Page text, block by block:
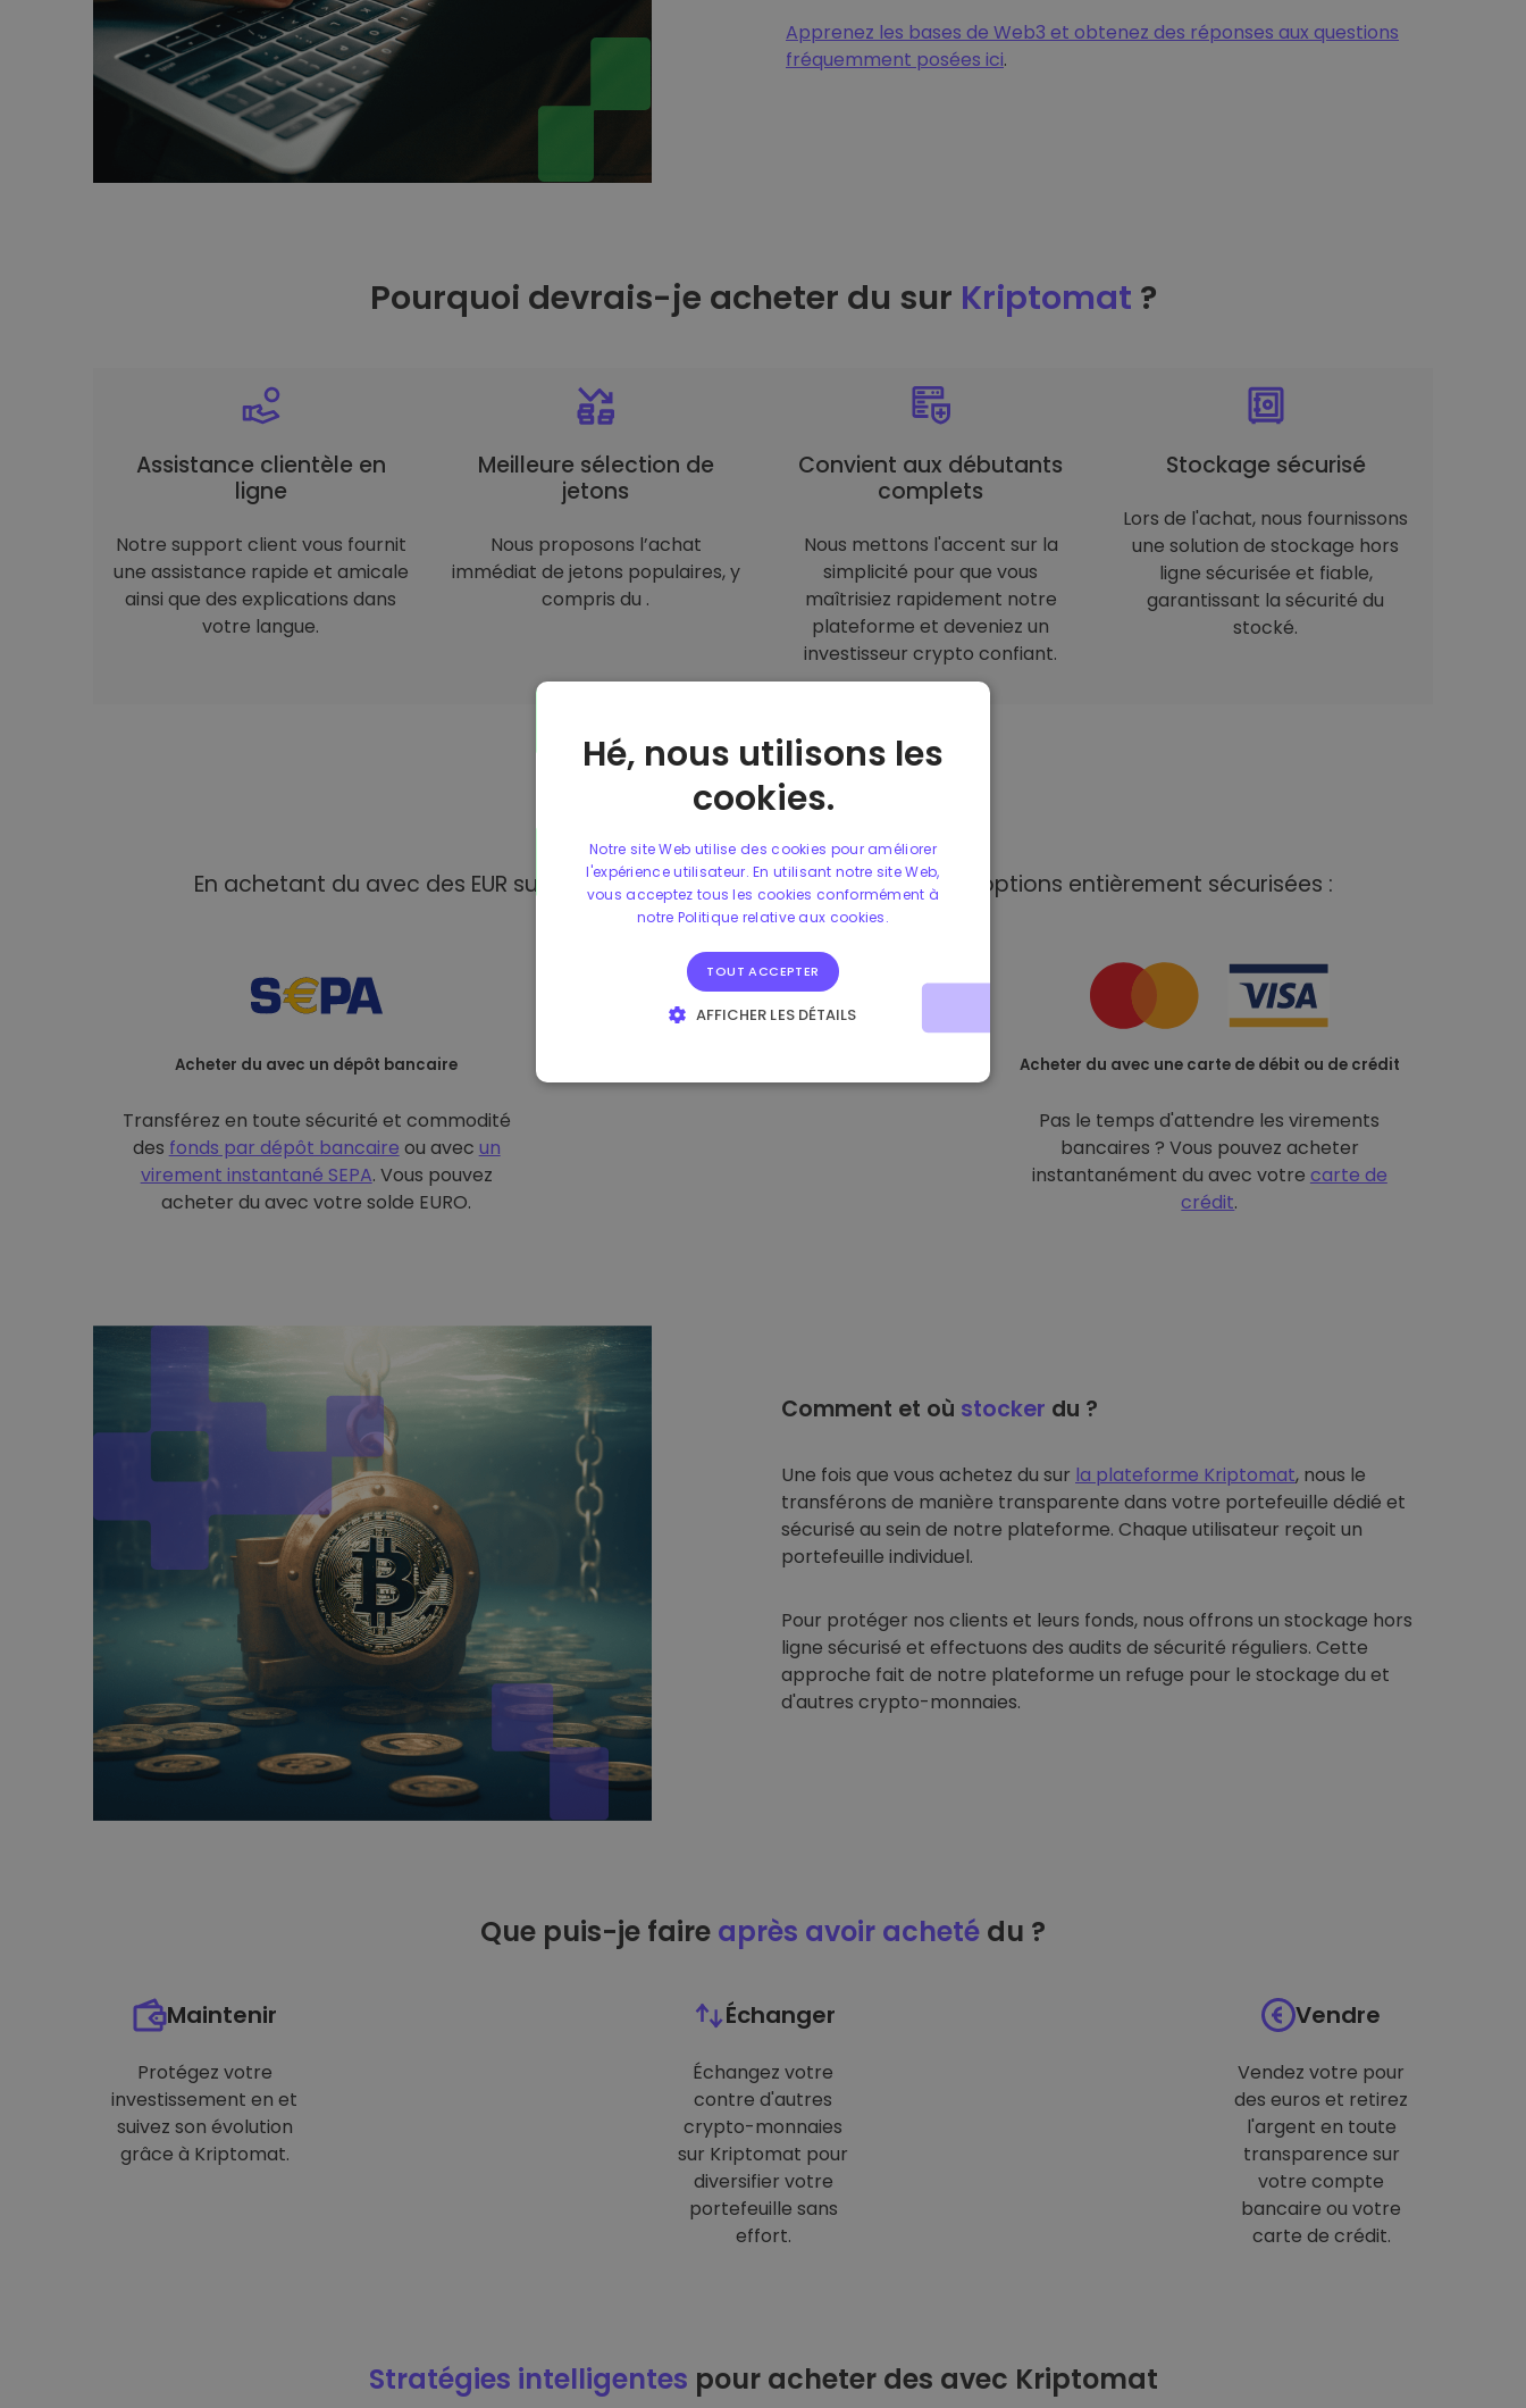
Apprenez les bases de Web3 et obtenez des réponses aux questions
fréquemment posées ici.
Pourquoi devrais-je acheter du sur Kriptomat ?
Assistance clientèle en
ligne
Notre support client vous fournit
une assistance rapide et amicale
ainsi que des explications dans
votre langue.
Meilleure sélection de
jetons
Nous proposons l’achat
immédiat de jetons populaires, y
compris du .
Convient aux débutants
complets
Nous mettons l'accent sur la
simplicité pour que vous
maîtrisiez rapidement notre
plateforme et deveniez un
investisseur crypto confiant.
Stockage sécurisé
Lors de l'achat, nous fournissons
une solution de stockage hors
ligne sécurisée et fiable,
garantissant la sécurité du
stocké.
Moyens depaiement
En achetant du avec des EUR sur Kriptomat, vous avez accès à plusieurs options entièrement sécurisées :
Acheter du avec un dépôt bancaire
Transférez en toute sécurité et commodité
des fonds par dépôt bancaire ou avec un
virement instantané SEPA. Vous pouvez
acheter du avec votre solde EURO.
Acheter du avec une carte de débit ou de crédit
Pas le temps d'attendre les virements
bancaires ? Vous pouvez acheter
instantanément du avec votre carte de
crédit.
Comment et où stocker du ?
Une fois que vous achetez du sur la plateforme Kriptomat, nous le
transférons de manière transparente dans votre portefeuille dédié et
sécurisé au sein de notre plateforme. Chaque utilisateur reçoit un
portefeuille individuel.
Pour protéger nos clients et leurs fonds, nous offrons un stockage hors
ligne sécurisé et effectuons des audits de sécurité réguliers. Cette
approche fait de notre plateforme un refuge pour le stockage du et
d'autres crypto-monnaies.
Que puis-je faire après avoir acheté du ?
Maintenir
Protégez votre
investissement en et
suivez son évolution
grâce à Kriptomat.
Échanger
Échangez votre
contre d'autres
crypto-monnaies
sur Kriptomat pour
diversifier votre
portefeuille sans
effort.
Vendre
Vendez votre pour
des euros et retirez
l'argent en toute
transparence sur
votre compte
bancaire ou votre
carte de crédit.
Stratégies intelligentes pour acheter des avec Kriptomat
Hé, nous utilisons les
cookies.
Notre site Web utilise des cookies pour améliorer
l'expérience utilisateur. En utilisant notre site Web,
vous acceptez tous les cookies conformément à
notre Politique relative aux cookies.
TOUT ACCEPTER
AFFICHER LES DÉTAILS